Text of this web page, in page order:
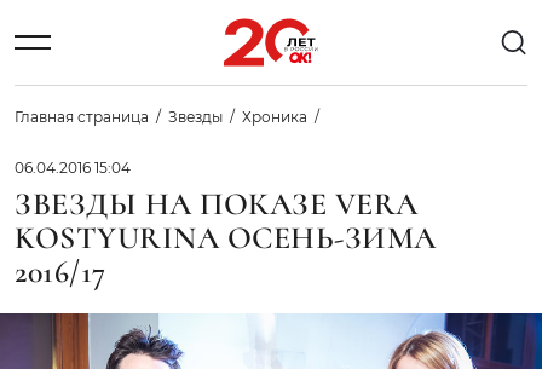
Главная страница Звезды Хроника
06.04.2016 15:04
ЗВЕЗДЫ НА ПОКАЗЕ VERA
KOSTYURINA ОСЕНЬ-ЗИМА
2016/17